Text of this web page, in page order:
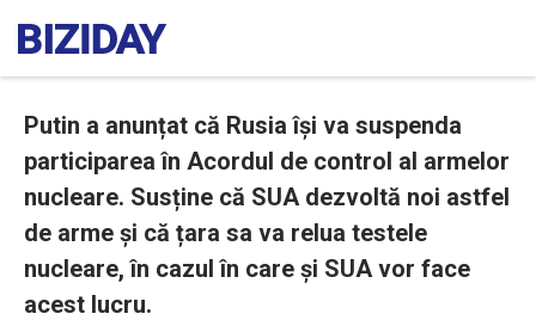
Putin a anunțat că Rusia își va suspenda
participarea în Acordul de control al armelor
nucleare. Susține că SUA dezvoltă noi astfel
de arme și că țara sa va relua testele
nucleare, în cazul în care și SUA vor face
acest lucru.